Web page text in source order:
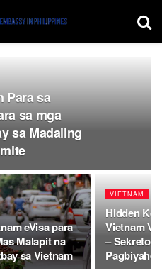
Para sa
sa mga
sa Madaling
eVisa para
Malapit na
sa Vietnam
VIETNAM
Hidden
Vietnam
– Sekreto
Pagbiyahe